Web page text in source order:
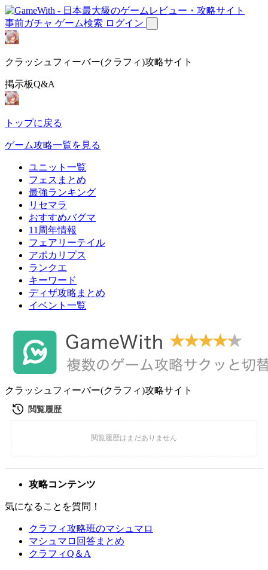
事前ガチャ ゲーム検索 ログイン
クラッシュフィーバー(クラフィ)攻略サイト
掲示板Q&A
トップに戻る
ゲーム攻略一覧を見る
ユニット一覧
フェスまとめ
最強ランキング
リセマラ
おすすめバグマ
11周年情報
フェアリーテイル
アポカリプス
ランクエ
キーワード
ディザ攻略まとめ
イベント一覧
クラッシュフィーバー(クラフィ)攻略サイト
攻略コンテンツ
気になることを質問！
クラフィ攻略班のマシュマロ
マシュマロ回答まとめ
クラフィQ＆A